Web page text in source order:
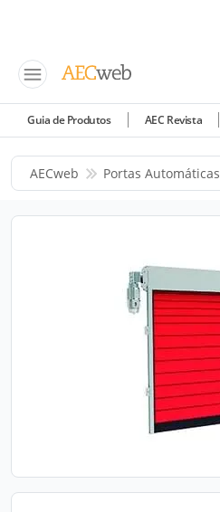
Guia de Produtos AEC Revista
AECweb Portas Automáticas